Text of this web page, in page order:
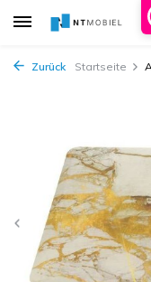
Zurück Startseite